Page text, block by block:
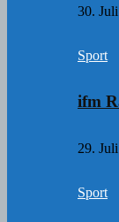
30.
Sport
ifm
29.
Sport